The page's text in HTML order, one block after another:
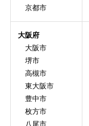
京都市
大阪府
大阪市
堺市
高槻市
東大阪市
豊中市
枚方市
八尾市